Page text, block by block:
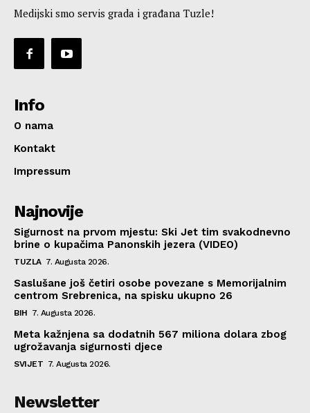
Medijski smo servis grada i građana Tuzle!
Info
O nama
Kontakt
Impressum
Najnovije
Sigurnost na prvom mjestu: Ski Jet tim svakodnevno
brine o kupačima Panonskih jezera (VIDEO)
TUZLA 7. Augusta 2026.
Saslušane još četiri osobe povezane s Memorijalnim
centrom Srebrenica, na spisku ukupno 26
BIH 7. Augusta 2026.
Meta kažnjena sa dodatnih 567 miliona dolara zbog
ugrožavanja sigurnosti djece
SVIJET 7. Augusta 2026.
Newsletter